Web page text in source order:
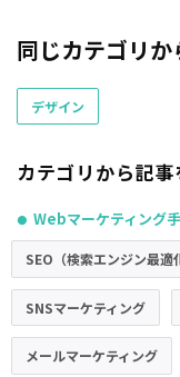
同じカテゴリ
デザイン
カテゴリから記
● Webマーケティング
SEO（検索エンジン最適
SNSマーケティング
メールマーケティング